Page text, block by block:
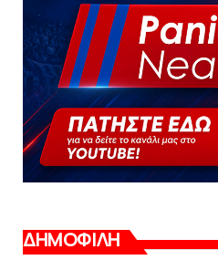
ΔΗΜΟΦΙΛΗ